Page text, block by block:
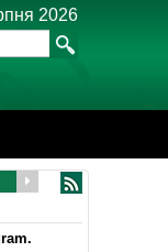
2026